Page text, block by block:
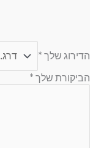
הדירוג שלך *
הביקורת שלך *